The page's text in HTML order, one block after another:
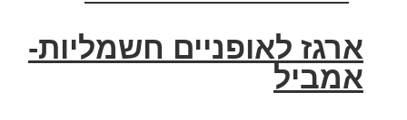
ארגז לאופניים חשמליות-
אמביל